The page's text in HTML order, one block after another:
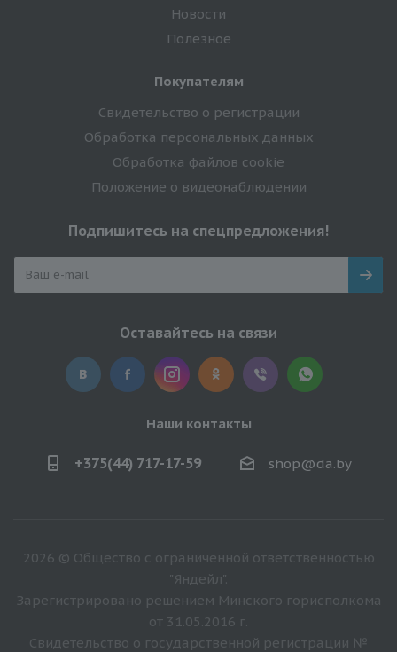
Новости
Полезное
Покупателям
Свидетельство о регистрации
Обработка персональных данных
Обработка файлов cookie
Положение о видеонаблюдении
Подпишитесь на спецпредложения!
Оставайтесь на связи
Наши контакты
+375(44) 717-17-59 shop@da.by
2026 © Общество с ограниченной ответственностью
"Яндейл".
Зарегистрировано решением Минского горисполкома
от 31.05.2016 г.
Свидетельство о государственной регистрации №